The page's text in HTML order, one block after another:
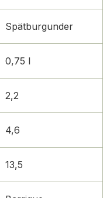
Spätburgunder
0,75 l
2,2
4,6
13,5